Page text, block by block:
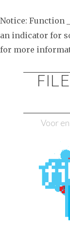
Notice: Function
an indicator for
for more
Voor